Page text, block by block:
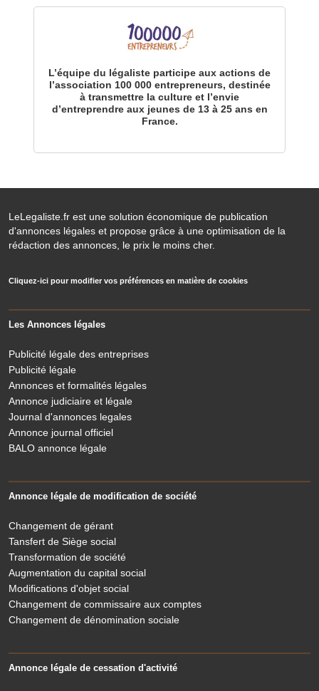
L’équipe du légaliste participe aux actions de
l’association 100 000 entrepreneurs, destinée
à transmettre la culture et l’envie
d’entreprendre aux jeunes de 13 à 25 ans en
France.
LeLegaliste.fr est une solution économique de publication
d'annonces légales et propose grâce à une optimisation de la
rédaction des annonces, le prix le moins cher.
Cliquez-ici pour modifier vos préférences en matière de cookies
Les Annonces légales
Publicité légale des entreprises
Publicité légale
Annonces et formalités légales
Annonce judiciaire et légale
Journal d'annonces legales
Annonce journal officiel
BALO annonce légale
Annonce légale de modification de société
Changement de gérant
Tansfert de Siège social
Transformation de société
Augmentation du capital social
Modifications d'objet social
Changement de commissaire aux comptes
Changement de dénomination sociale
Annonce légale de cessation d'activité